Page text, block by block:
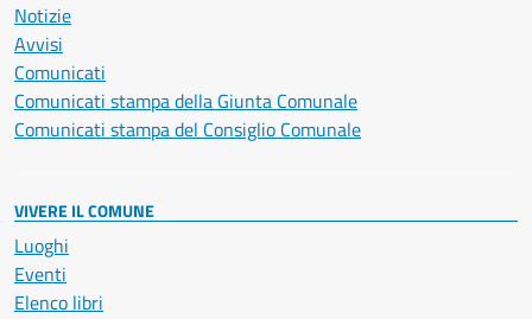
Notizie
Avvisi
Comunicati
Comunicati stampa della Giunta Comunale
Comunicati stampa del Consiglio Comunale
VIVERE IL COMUNE
Luoghi
Eventi
Elenco libri